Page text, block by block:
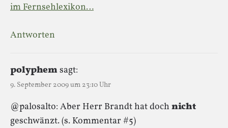
im Fernsehlexikon…
Antworten
polyphemsagt:
9. September 2009 um 23:10 Uhr
@palosalto: Aber Herr Brandt hat doch nicht
geschwänzt. (s. Kommentar #5)